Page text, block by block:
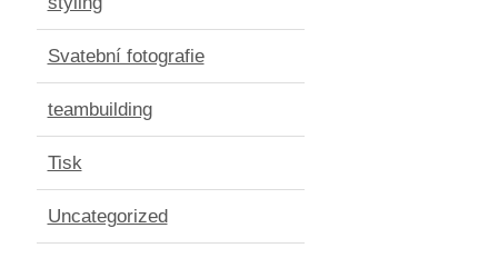
Svatební fotografie
teambuilding
Tisk
Uncategorized